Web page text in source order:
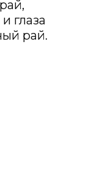
глаза
рай.